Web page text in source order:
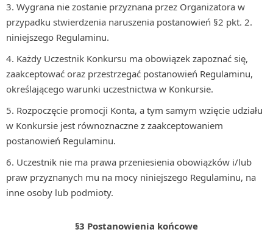
Wygrana nie zostanie przyznana przez Organizatora w
przypadku stwierdzenia naruszenia postanowień §2 pkt. 2.
niniejszego Regulaminu.
Każdy Uczestnik Konkursu ma obowiązek zapoznać się,
zaakceptować oraz przestrzegać postanowień Regulaminu,
określającego warunki uczestnictwa w Konkursie.
Rozpoczęcie promocji Konta, a tym samym wzięcie udziału
w Konkursie jest równoznaczne z zaakceptowaniem
postanowień Regulaminu.
Uczestnik nie ma prawa przeniesienia obowiązków i/lub
praw przyznanych mu na mocy niniejszego Regulaminu, na
inne osoby lub podmioty.
§3 Postanowienia końcowe